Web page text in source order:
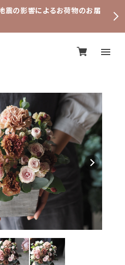
震の影響によるお荷物のお届